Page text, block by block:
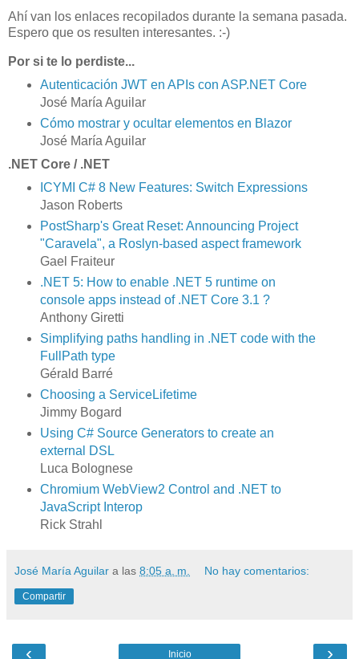
Ahí van los enlaces recopilados durante la semana pasada.
Espero que os resulten interesantes. :-)
Por si te lo perdiste...
Autenticación JWT en APIs con ASP.NET Core
José María Aguilar
Cómo mostrar y ocultar elementos en Blazor
José María Aguilar
.NET Core / .NET
ICYMI C# 8 New Features: Switch Expressions
Jason Roberts
PostSharp's Great Reset: Announcing Project
"Caravela", a Roslyn-based aspect framework
Gael Fraiteur
.NET 5: How to enable .NET 5 runtime on
console apps instead of .NET Core 3.1 ?
Anthony Giretti
Simplifying paths handling in .NET code with the
FullPath type
Gérald Barré
Choosing a ServiceLifetime
Jimmy Bogard
Using C# Source Generators to create an
external DSL
Luca Bolognese
Chromium WebView2 Control and .NET to
JavaScript Interop
Rick Strahl
José María Aguilar a las 8:05 a. m. No hay comentarios:
Compartir
‹ ›
Inicio